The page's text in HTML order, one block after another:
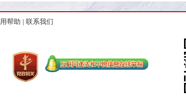
帮助 联系我们